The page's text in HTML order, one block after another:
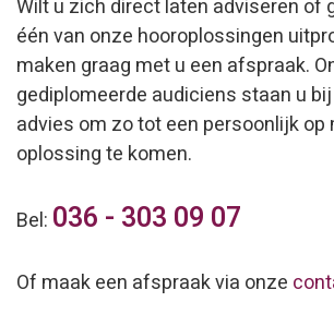
Wilt u zich direct laten adviseren of
één van onze hooroplossingen
maken graag met u een afspraak.
gediplomeerde audiciens staan u
advies om zo tot een persoonlijk
oplossing te komen.
Bel: 036 - 303 09 07
Of maak een afspraak via onze